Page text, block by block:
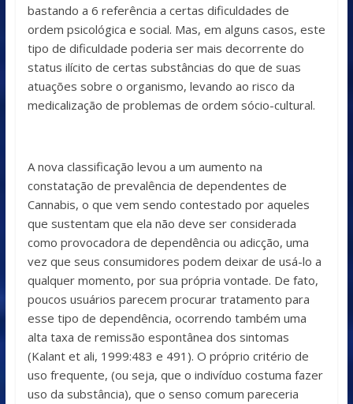
bastando a 6 referência a certas dificuldades de
ordem psicológica e social. Mas, em alguns casos, este
tipo de dificuldade poderia ser mais decorrente do
status ilícito de certas substâncias do que de suas
atuações sobre o organismo, levando ao risco da
medicalização de problemas de ordem sócio-cultural.
A nova classificação levou a um aumento na
constatação de prevalência de dependentes de
Cannabis, o que vem sendo contestado por aqueles
que sustentam que ela não deve ser considerada
como provocadora de dependência ou adicção, uma
vez que seus consumidores podem deixar de usá-lo a
qualquer momento, por sua própria vontade. De fato,
poucos usuários parecem procurar tratamento para
esse tipo de dependência, ocorrendo também uma
alta taxa de remissão espontânea dos sintomas
(Kalant et ali, 1999:483 e 491). O próprio critério de
uso frequente, (ou seja, que o indivíduo costuma fazer
uso da substância), que o senso comum pareceria